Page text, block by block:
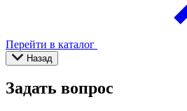
Перейти в каталог
Назад
Задать вопрос